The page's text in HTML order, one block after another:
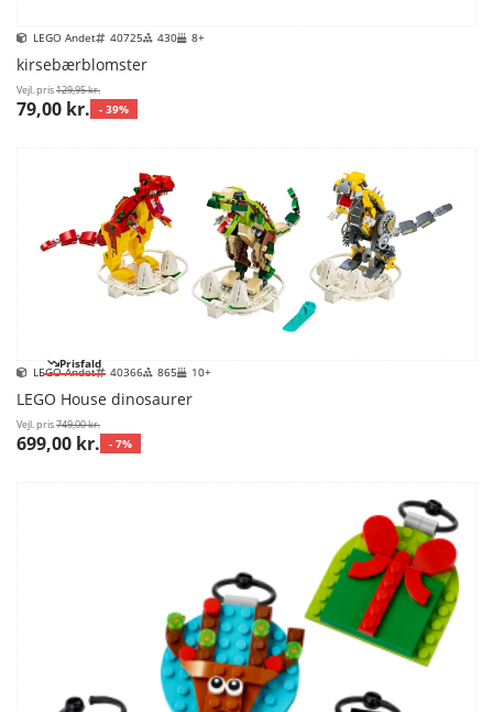
LEGO Andet 40725 430 8+
kirsebærblomster
Vejl. pris129,95 kr.
79,00 kr. - 39%
Prisfald
LEGO Andet 40366 865 10+
LEGO House dinosaurer
Vejl. pris749,00 kr.
699,00 kr. - 7%